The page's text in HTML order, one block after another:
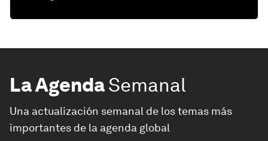
La AgendaSemanal
Una actualización semanal de los temas más
importantes de la agenda global